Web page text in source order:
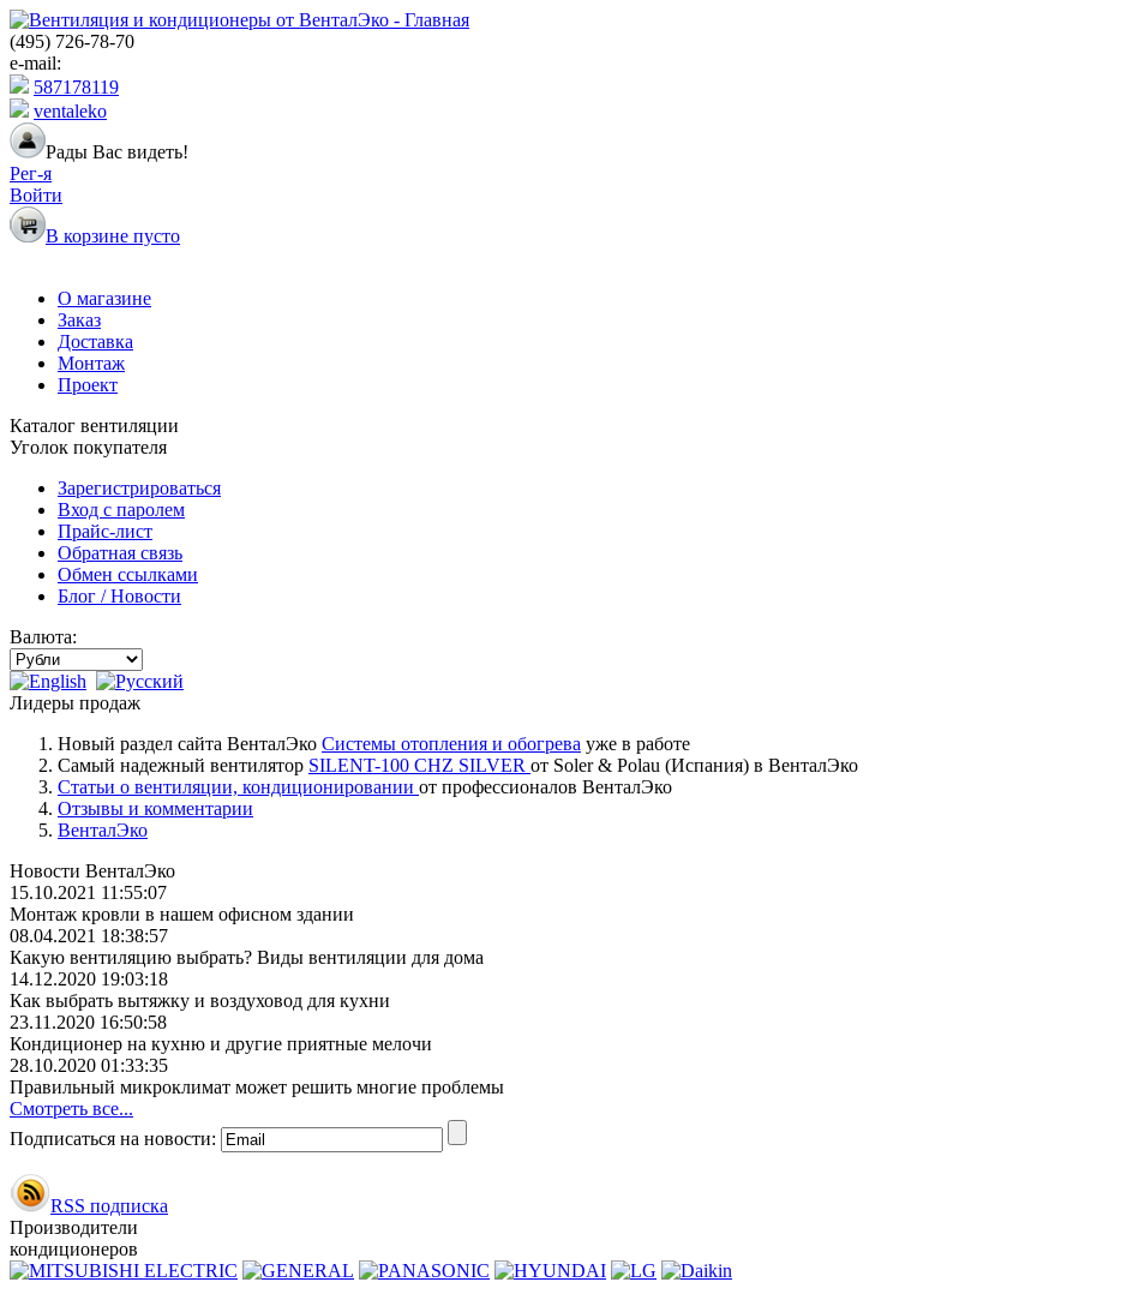
(495) 726-78-70
e-mail:
587178119
ventaleko
Рады Вас видеть!
Рег-я
Войти
В корзине пусто
О магазине
Заказ
Доставка
Монтаж
Проект
Каталог вентиляции
Уголок покупателя
Зарегистрироваться
Вход с паролем
Прайс-лист
Обратная связь
Обмен ссылками
Блог / Новости
Валюта:
Лидеры продаж
Новый раздел сайта ВенталЭко Системы отопления и обогрева уже в работе
Самый надежный вентилятор SILENT-100 CHZ SILVER от Soler & Polau (Испания) в ВенталЭко
Статьи о вентиляции, кондиционировании от профессионалов ВенталЭко
Отзывы и комментарии
ВенталЭко
Новости ВенталЭко
15.10.2021 11:55:07
Монтаж кровли в нашем офисном здании
08.04.2021 18:38:57
Какую вентиляцию выбрать? Виды вентиляции для дома
14.12.2020 19:03:18
Как выбрать вытяжку и воздуховод для кухни
23.11.2020 16:50:58
Кондиционер на кухню и другие приятные мелочи
28.10.2020 01:33:35
Правильный микроклимат может решить многие проблемы
Смотреть все...
Подписаться на новости:
RSS подписка
Производители
кондиционеров